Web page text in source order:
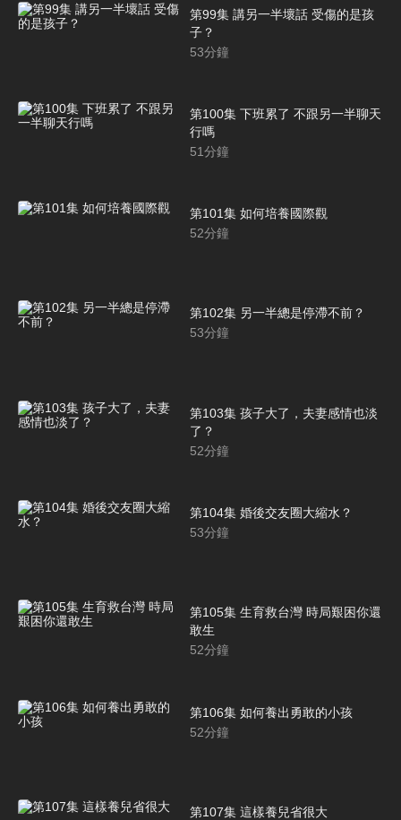
第99集 講另一半壞話 受傷的是孩
子？
53分鐘
第100集 下班累了 不跟另一半聊天
行嗎
51分鐘
第101集 如何培養國際觀
52分鐘
第102集 另一半總是停滯不前？
53分鐘
第103集 孩子大了，夫妻感情也淡
了？
52分鐘
第104集 婚後交友圈大縮水？
53分鐘
第105集 生育救台灣 時局艱困你還
敢生
52分鐘
第106集 如何養出勇敢的小孩
52分鐘
第107集 這樣養兒省很大